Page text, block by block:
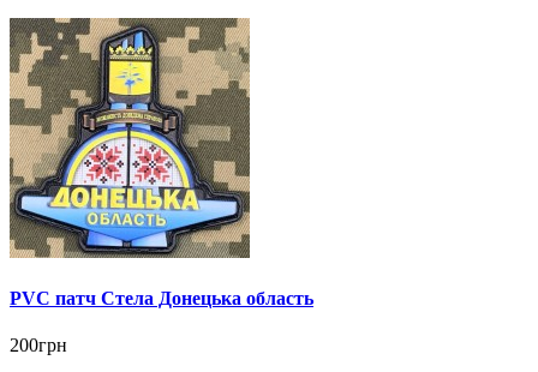
PVC патч Стела Донецька область
200грн